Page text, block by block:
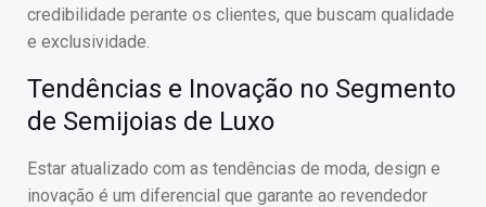
credibilidade perante os clientes, que buscam qualidade
e exclusividade.
Tendências e Inovação no Segmento
de Semijoias de Luxo
Estar atualizado com as tendências de moda, design e
inovação é um diferencial que garante ao revendedor